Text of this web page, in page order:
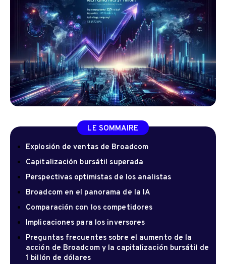
LE SOMMAIRE
Explosión de ventas de Broadcom
Capitalización bursátil superada
Perspectivas optimistas de los analistas
Broadcom en el panorama de la IA
Comparación con los competidores
Implicaciones para los inversores
Preguntas frecuentes sobre el aumento de la
acción de Broadcom y la capitalización bursátil de
1 billón de dólares